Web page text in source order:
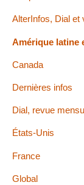
AlterInfos, Dial et
Amérique latine
Canada
Dernières infos
Dial, revue
États-Unis
France
Global